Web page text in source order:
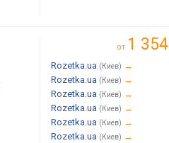
от 1 354
Rozetka.ua (Киев) →
Rozetka.ua (Киев) →
Rozetka.ua (Киев) →
Rozetka.ua (Киев) →
Rozetka.ua (Киев) →
Rozetka.ua (Киев) →